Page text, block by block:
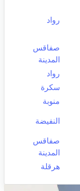
رواد
صفاقس
المدينة
رواد
سكرة
منوبة
النفيضة
صفاقس
المدينة
هرقلة